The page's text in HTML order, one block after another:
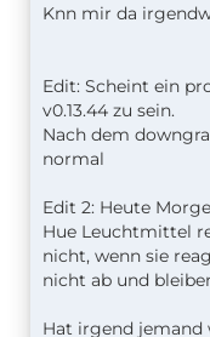
Knn mir da
Edit: Scheint ein
v0.13.44 zu sein.
Nach dem
normal
Edit 2: Heute
Hue Leuchtmittel
nicht, wenn sie
nicht ab und
Hat irgend jemand